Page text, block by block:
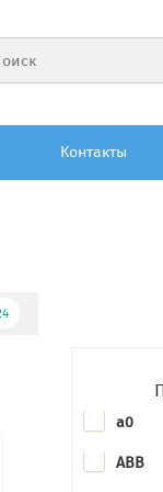
Контакты
a0
ABB